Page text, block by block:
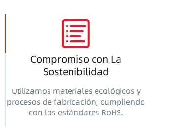
Compromiso con La
Sostenibilidad
Utilizamos materiales ecológicos y
procesos de fabricación, cumpliendo
con los estándares RoHS.